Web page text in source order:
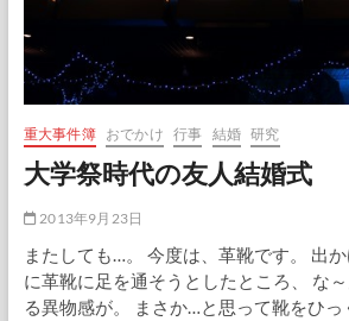
重大事件簿 おでかけ 行事 結婚 研究
大学祭時代の友人結婚式
2013年9月23日
またしても…。 今度は、革靴です。 出
に革靴に足を通そうとしたところ、 な
る異物感が。 まさか…と思って靴をひ